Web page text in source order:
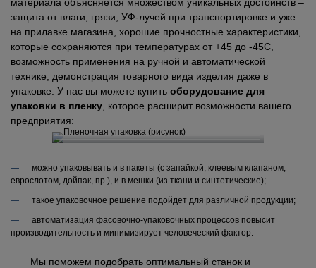
защита от влаги, грязи, УФ-лучей при транспортировке и уже
на прилавке магазина, хорошие прочностные характеристики,
которые сохраняются при температурах от +45 до -45С,
возможность применения на ручной и автоматической
технике, демонстрация товарного вида изделия даже в
упаковке. У нас вы можете купить оборудование для
упаковки в пленку , которое расширит возможности вашего
предприятия:
можно упаковывать и в пакеты (с запайкой, клеевым клапаном,
еврослотом, дойпак, пр.), и в мешки (из ткани и синтетические);
такое упаковочное решение подойдет для различной продукции;
автоматизация фасовочно-упаковочных процессов повысит
производительность и минимизирует человеческий фактор.
Мы поможем подобрать оптимальный станок и